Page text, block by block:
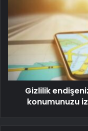
Gizlilik
konumunuzu